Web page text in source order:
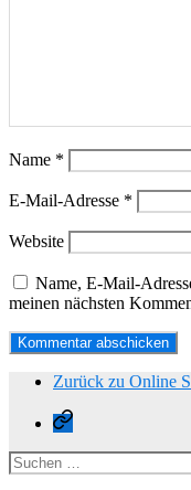
Name *
E-Mail-Adresse *
Website
Name, E-Mail-
meinen nächsten
Zurück zu Online
Zurück
zu
Online
Schule
Suchen
nach: